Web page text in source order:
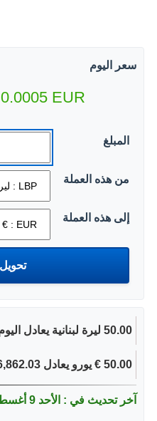
سعر اليوم
0.0005 EUR
المبلغ
من هذه العملة
إلى هذه العملة
50.00 ليرة لبنانية يعادل اليوم 0.0005 € يورو.
50.00 € يورو يعادل 5,156,862.03 ليرة لبنانية اليوم.
آخر تحديث في : الأحد 9 أغسطس 2026